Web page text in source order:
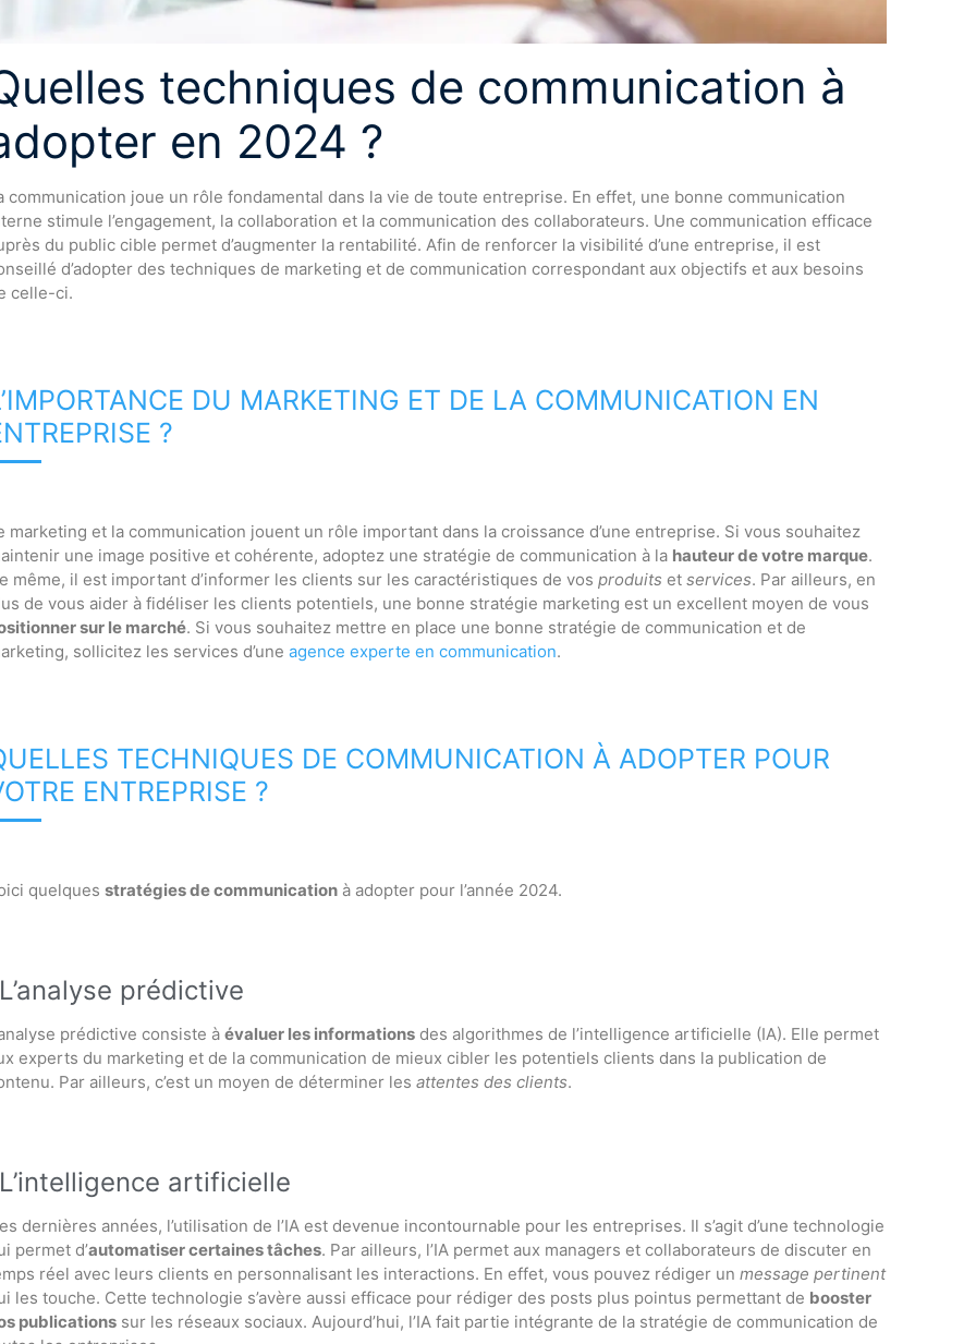
techniques de communication à
en 2024 ?
communication joue un rôle fondamental dans la vie de toute entreprise. En effet, une bonne communication
stimule l’engagement, la collaboration et la communication des collaborateurs. Une communication efficace
du public cible permet d’augmenter la rentabilité. Afin de renforcer la visibilité d’une entreprise, il est
d’adopter des techniques de marketing et de communication correspondant aux objectifs et aux besoins
celle-ci.
DU MARKETING ET DE LA COMMUNICATION EN
?
marketing et la communication jouent un rôle important dans la croissance d’une entreprise. Si vous souhaitez
une image positive et cohérente, adoptez une stratégie de communication à la hauteur de votre marque.
même, il est important d’informer les clients sur les caractéristiques de vos produits et services. Par ailleurs, en
de vous aider à fidéliser les clients potentiels, une bonne stratégie marketing est un excellent moyen de vous
sur le marché. Si vous souhaitez mettre en place une bonne stratégie de communication et de
sollicitez les services d’une agence experte en communication.
TECHNIQUES DE COMMUNICATION À ADOPTER POUR
ENTREPRISE ?
quelques stratégies de communication à adopter pour l’année 2024.
L’analyse prédictive
prédictive consiste à évaluer les informations des algorithmes de l’intelligence artificielle (IA). Elle permet
experts du marketing et de la communication de mieux cibler les potentiels clients dans la publication de
Par ailleurs, c’est un moyen de déterminer les attentes des clients.
L’intelligence artificielle
dernières années, l’utilisation de l’IA est devenue incontournable pour les entreprises. Il s’agit d’une technologie
permet d’automatiser certaines tâches. Par ailleurs, l’IA permet aux managers et collaborateurs de discuter en
réel avec leurs clients en personnalisant les interactions. En effet, vous pouvez rédiger un message pertinent
les touche. Cette technologie s’avère aussi efficace pour rédiger des posts plus pointus permettant de booster
publications sur les réseaux sociaux. Aujourd’hui, l’IA fait partie intégrante de la stratégie de communication de